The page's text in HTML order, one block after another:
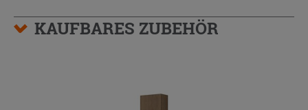
KAUFBARES ZUBEHÖR